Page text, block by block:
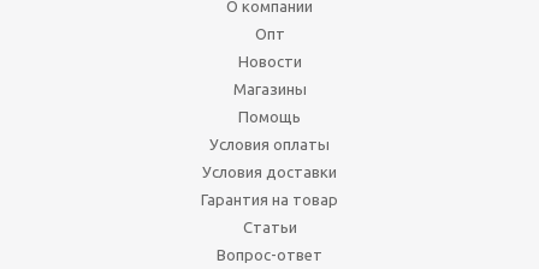
О компании
Опт
Новости
Магазины
Помощь
Условия оплаты
Условия доставки
Гарантия на товар
Статьи
Вопрос-ответ